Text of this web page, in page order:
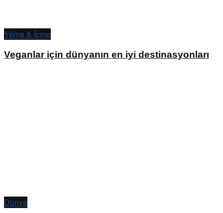
Yeme & İçme
Veganlar için dünyanın en iyi destinasyonları
Dünya